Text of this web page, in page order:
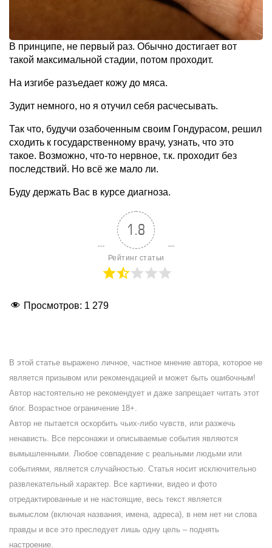
В принципе, не первый раз. Обычно достигает вот
такой максимальной стадии, потом проходит.
На изгибе разъедает кожу до мяса.
Зудит немного, но я отучил себя расчесывать.
Так что, будучи озабоченным своим Гондурасом, решил
сходить к государственному врачу, узнать, что это
такое. Возможно, что-то нервное, т.к. проходит без
последствий. Но всё же мало ли.
Буду держать Вас в курсе диагноза.
1.8
Рейтинг статьи
Просмотров: 1 279
В этой статье выражено личное, частное мнение автора, которое не
является призывом или рекомендацией и может быть ошибочным!
Автор настоятельно не рекомендует и даже запрещает читать этот
блог. Возрастное ограничение 18+.
Автор не пытается оскорбить чьих-либо чувств, или разжечь
ненависть. Все персонажи и описываемые события являются
вымышленными. Любое совпадение с реальными людьми или
событиями, является случайностью. Статья носит исключительно
развлекательный характер. Все картинки, видео и фото
отредактированные и не настоящие, весь текст является
вымыслом (включая названия, имена, адреса), в нем нет ни слова
правды и все это преследует лишь одну цель – поднять
настроение.